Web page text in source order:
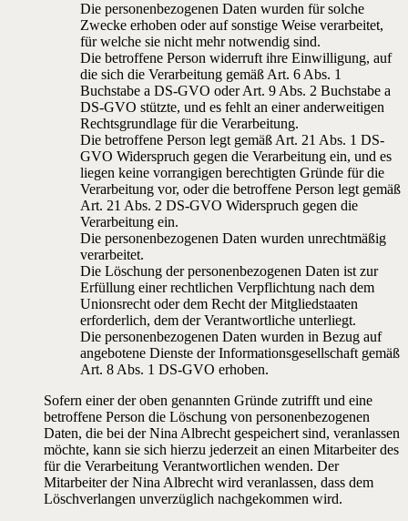
Die personenbezogenen Daten wurden für solche
Zwecke erhoben oder auf sonstige Weise verarbeitet,
für welche sie nicht mehr notwendig sind.
Die betroffene Person widerruft ihre Einwilligung, auf
die sich die Verarbeitung gemäß Art. 6 Abs. 1
Buchstabe a DS-GVO oder Art. 9 Abs. 2 Buchstabe a
DS-GVO stützte, und es fehlt an einer anderweitigen
Rechtsgrundlage für die Verarbeitung.
Die betroffene Person legt gemäß Art. 21 Abs. 1 DS-
GVO Widerspruch gegen die Verarbeitung ein, und es
liegen keine vorrangigen berechtigten Gründe für die
Verarbeitung vor, oder die betroffene Person legt gemäß
Art. 21 Abs. 2 DS-GVO Widerspruch gegen die
Verarbeitung ein.
Die personenbezogenen Daten wurden unrechtmäßig
verarbeitet.
Die Löschung der personenbezogenen Daten ist zur
Erfüllung einer rechtlichen Verpflichtung nach dem
Unionsrecht oder dem Recht der Mitgliedstaaten
erforderlich, dem der Verantwortliche unterliegt.
Die personenbezogenen Daten wurden in Bezug auf
angebotene Dienste der Informationsgesellschaft gemäß
Art. 8 Abs. 1 DS-GVO erhoben.
Sofern einer der oben genannten Gründe zutrifft und eine
betroffene Person die Löschung von personenbezogenen
Daten, die bei der Nina Albrecht gespeichert sind, veranlassen
möchte, kann sie sich hierzu jederzeit an einen Mitarbeiter des
für die Verarbeitung Verantwortlichen wenden. Der
Mitarbeiter der Nina Albrecht wird veranlassen, dass dem
Löschverlangen unverzüglich nachgekommen wird.